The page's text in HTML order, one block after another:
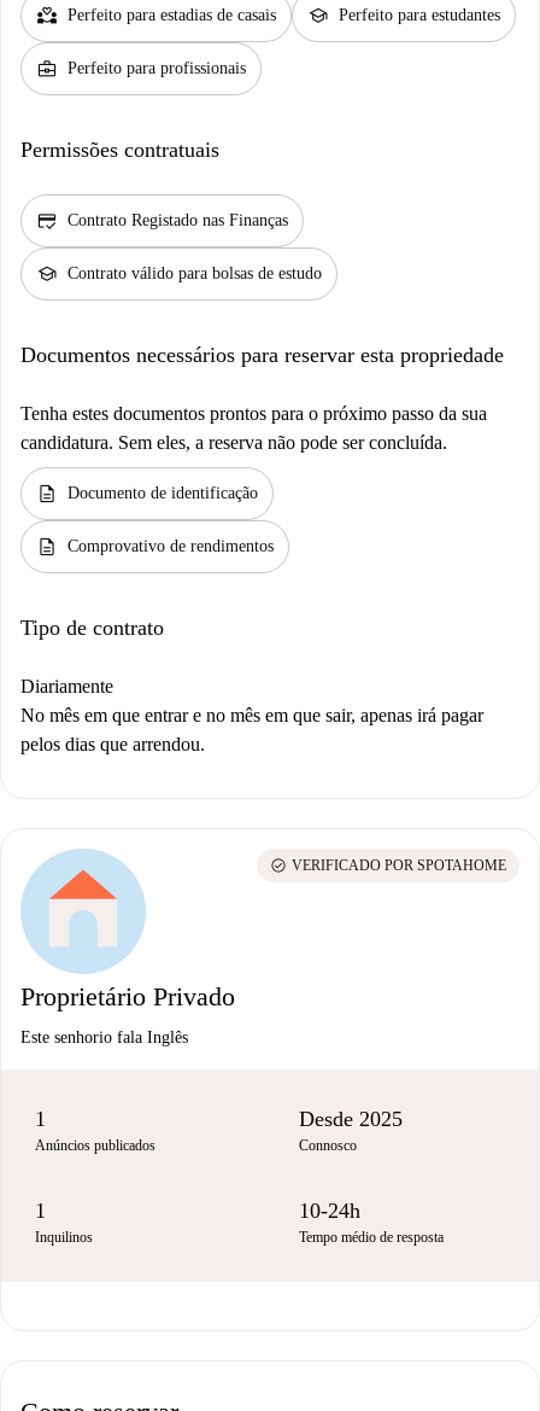
partner_heart Perfeito para estadias de casais school Perfeito para estudantes
business_center Perfeito para profissionais
Permissões contratuais
credit_score Contrato Registado nas Finanças
school Contrato válido para bolsas de estudo
Documentos necessários para reservar esta propriedade
Tenha estes documentos prontos para o próximo passo da sua
candidatura. Sem eles, a reserva não pode ser concluída.
description Documento de identificação
description Comprovativo de rendimentos
Tipo de contrato
Diariamente
No mês em que entrar e no mês em que sair, apenas irá pagar
pelos dias que arrendou.
Proprietário Privado
Este senhorio fala Inglês
check_circle VERIFICADO POR SPOTAHOME
1
Anúncios publicados
Desde 2025
Connosco
1
Inquilinos
10-24h
Tempo médio de resposta